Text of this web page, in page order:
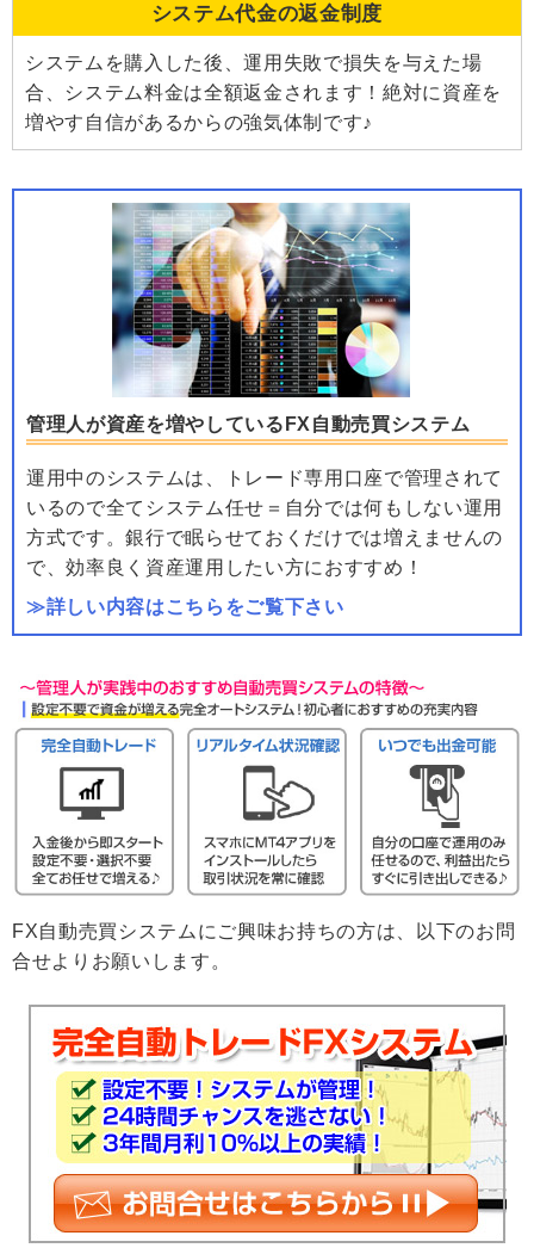
システム代金の返金制度
システムを購入した後、運用失敗で損失を与えた場
合、システム料金は全額返金されます！絶対に資産を
増やす自信があるからの強気体制です♪
管理人が資産を増やしているFX自動売買システム
運用中のシステムは、トレード専用口座で管理されて
いるので全てシステム任せ＝自分では何もしない運用
方式です。銀行で眠らせておくだけでは増えませんの
で、効率良く資産運用したい方におすすめ！
≫詳しい内容はこちらをご覧下さい
FX自動売買システムにご興味お持ちの方は、以下のお問
合せよりお願いします。